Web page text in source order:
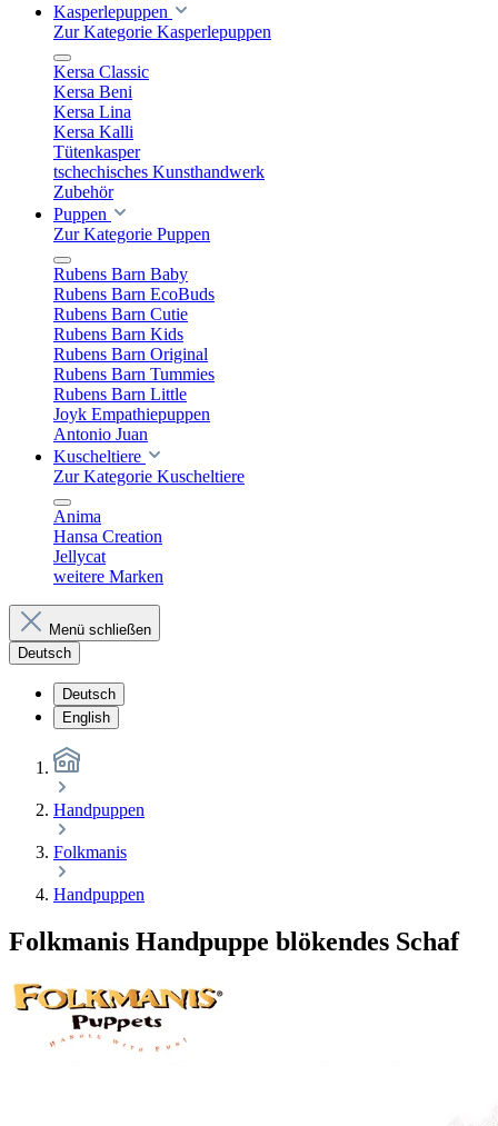
Kasperlepuppen
Zur Kategorie Kasperlepuppen
Kersa Classic
Kersa Beni
Kersa Lina
Kersa Kalli
Tütenkasper
tschechisches Kunsthandwerk
Zubehör
Puppen
Zur Kategorie Puppen
Rubens Barn Baby
Rubens Barn EcoBuds
Rubens Barn Cutie
Rubens Barn Kids
Rubens Barn Original
Rubens Barn Tummies
Rubens Barn Little
Joyk Empathiepuppen
Antonio Juan
Kuscheltiere
Zur Kategorie Kuscheltiere
Anima
Hansa Creation
Jellycat
weitere Marken
Menü schließen
Deutsch
Deutsch
English
Handpuppen
Folkmanis
Handpuppen
Folkmanis Handpuppe blökendes Schaf